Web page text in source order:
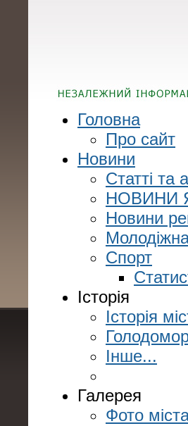
Головна
Про сайт
Новини
Статті та
НОВИНИ
Новини
Спорт
Історія
Історія
Інше...
Галерея
Фото